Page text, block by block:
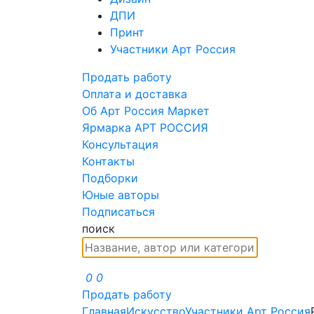
ДПИ
Принт
Участники Арт Россия
Продать работу
Оплата и доставка
Об Арт Россия Маркет
Ярмарка АРТ РОССИЯ
Консультация
Контакты
Подборки
Юные авторы
Подписаться
поиск
0 0
Продать работу
ГлавнаяИскусствоУчастники Арт Россия